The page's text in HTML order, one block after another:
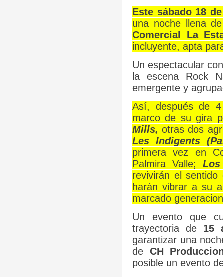
Este sábado 18
una noche llena
Comercial La
incluyente, apta
Un espectacular
la escena Rock
emergente y
Así, después de
marco de su gira
Mills, otras dos
Les Indigents
primera vez en
Palmira Valle;
revivirán el
harán vibrar a su
marcado
Un evento que
trayectoria de 15
garantizar una
de CH
posible un evento